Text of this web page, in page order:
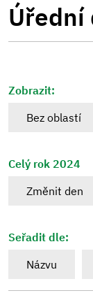
Úřední
Zobrazit:
Bez oblastí
Celý rok 2024
Změnit den
Seřadit dle:
Názvu